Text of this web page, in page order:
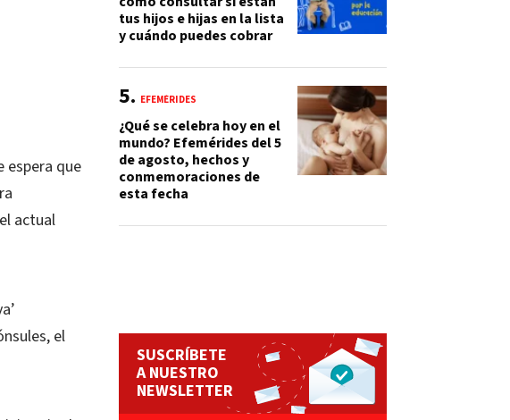
espera que
actual
el
tus hijos e hijas en la lista
y cuándo puedes cobrar
EFEMÉRIDES
¿Qué se celebra hoy en el
mundo? Efemérides del 5
de agosto, hechos y
conmemoraciones de
esta fecha
SUSCRÍBETE
A NUESTRO
NEWSLETTER